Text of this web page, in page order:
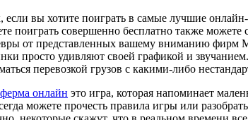
если вы хотите поиграть в самые лучшие
поиграть совершенно бесплатно также
от представленных вашему вниманию фирм
просто удивляют своей графикой и
перевозкой грузов с какими-либо
ферма онлайн это игра, которая напоминает
можете прочесть правила игры или